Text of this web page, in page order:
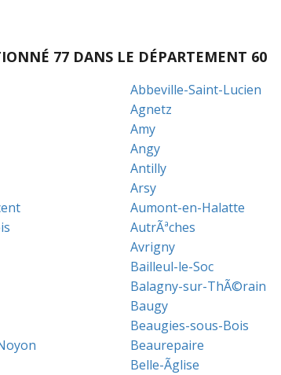
77 DANS LE DÉPARTEMENT 60
Abbeville-Saint-Lucien
Agnetz
Amy
Angy
Antilly
Arsy
Aumont-en-Halatte
AutrÃªches
Avrigny
Bailleul-le-Soc
Balagny-sur-ThÃ©rain
Baugy
Beaugies-sous-Bois
Beaurepaire
Belle-Ãglise